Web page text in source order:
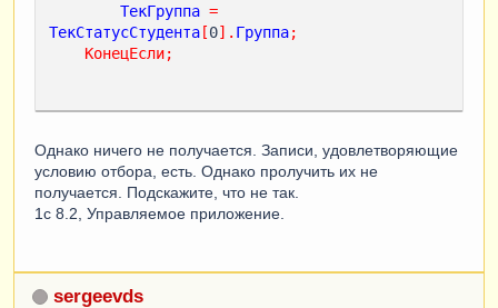
ТекГруппа =
ТекСтатусСтудента [0]. Группа;
КонецЕсли;
Однако ничего не получается. Записи, удовлетворяющие
условию отбора, есть. Однако пролучить их не
получается. Подскажите, что не так.
1с 8.2, Управляемое приложение.
sergeevds